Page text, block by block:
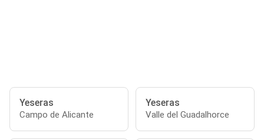
Yeseras
Campo de Alicante
Yeseras
Valle del Guadalhorce